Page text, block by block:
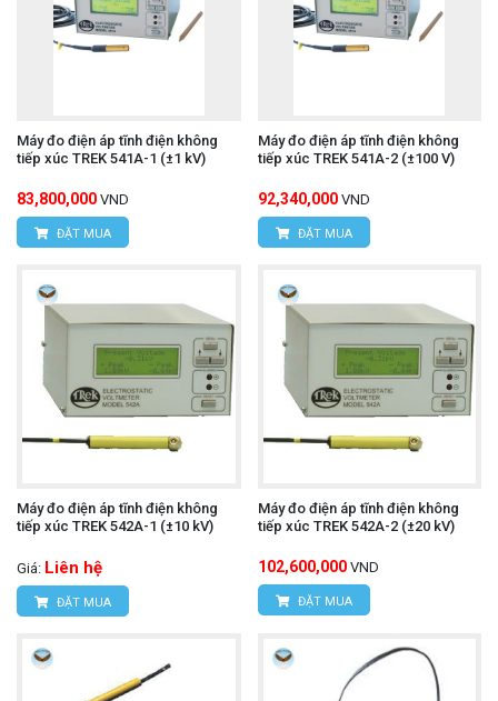
Máy đo điện áp tĩnh điện không
tiếp xúc TREK 541A-1 (±1 kV)
83,800,000 VND
ĐẶT MUA
Máy đo điện áp tĩnh điện không
tiếp xúc TREK 541A-2 (±100 V)
92,340,000 VND
ĐẶT MUA
Máy đo điện áp tĩnh điện không
tiếp xúc TREK 542A-1 (±10 kV)
Giá: Liên hệ
ĐẶT MUA
Máy đo điện áp tĩnh điện không
tiếp xúc TREK 542A-2 (±20 kV)
102,600,000 VND
ĐẶT MUA